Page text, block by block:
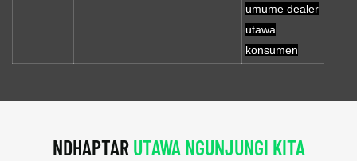
umume dealer
utawa
konsumen
NDHAPTARUTAWA NGUNJUNGI KITA